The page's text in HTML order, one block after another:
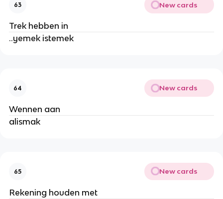
63 New cards
Trek hebben in
..yemek istemek
64 New cards
Wennen aan
alismak
65 New cards
Rekening houden met